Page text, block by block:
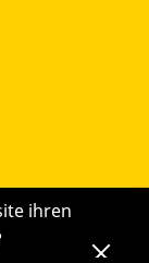
ihren